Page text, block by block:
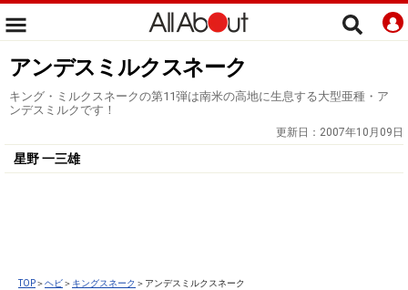
アンデスミルクスネーク
キング・ミルクスネークの第11弾は南米の高地に生息する大型亜種・ア
ンデスミルクです！
更新日： 2007年10月09日
星野 一三雄
TOP＞ヘビ＞ キングスネーク ＞アンデスミルクスネーク